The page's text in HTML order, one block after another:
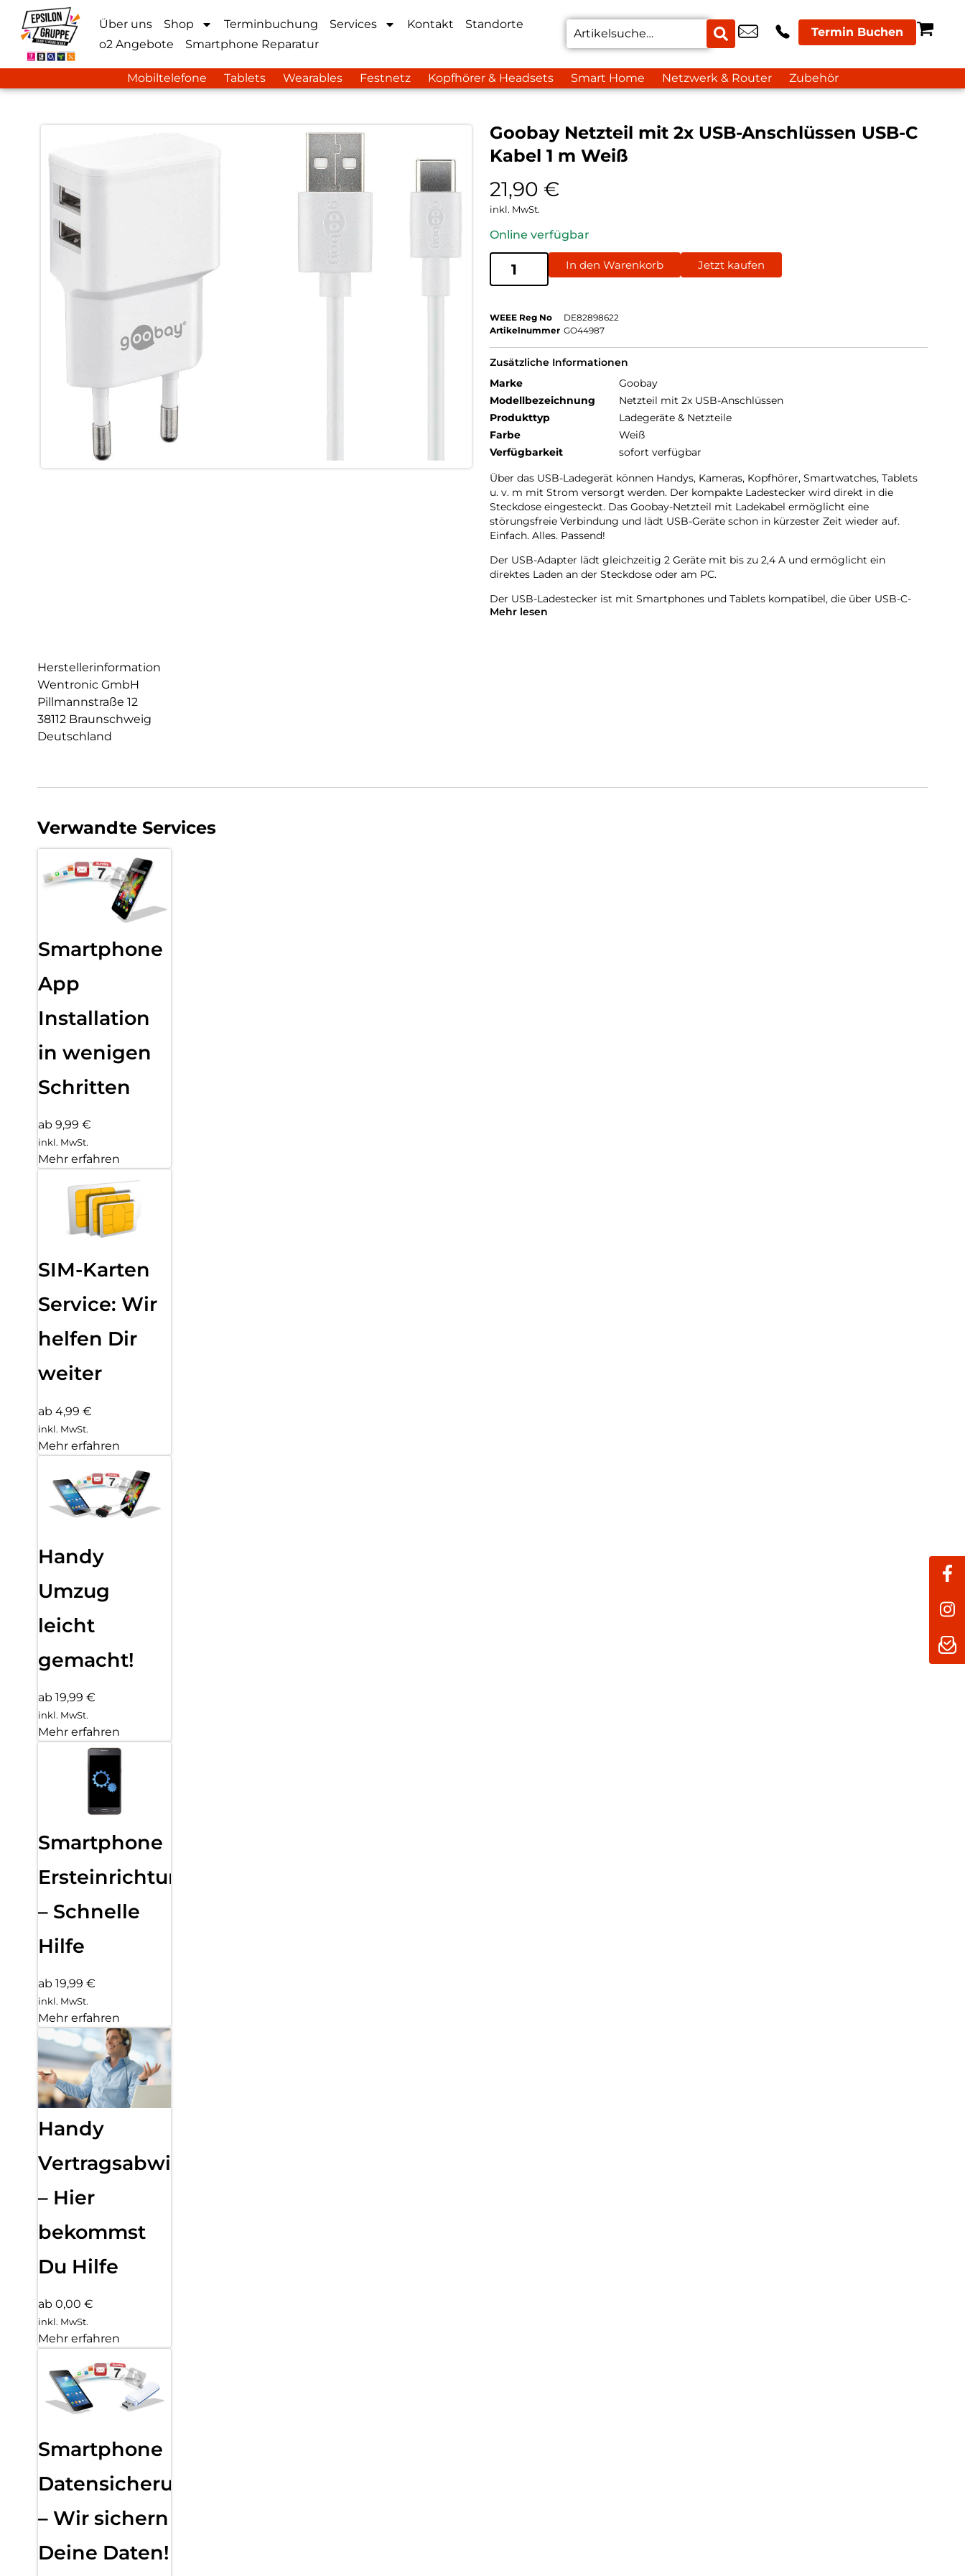
Über uns Shop Terminbuchung Services Kontakt
Standorte
o2 Angebote
Smartphone Reparatur
Termin Buchen
Mobiltelefone Tablets Wearables Festnetz Kopfhörer & Headsets Smart Home Netzwerk & Router Zubehör
Goobay Netzteil mit 2x USB-Anschlüssen USB-C
Kabel 1 m Weiß
21,90 €
inkl. MwSt.
Online verfügbar
In den Warenkorb Jetzt kaufen
WEEE Reg No
DE82898622
Artikelnummer GO44987
Zusätzliche Informationen
Marke
Goobay
Modellbezeichnung
Netzteil mit 2x USB-Anschlüssen
Produkttyp
Ladegeräte & Netzteile
Farbe
Weiß
Verfügbarkeit
sofort verfügbar
Über das USB-Ladegerät können Handys, Kameras, Kopfhörer, Smartwatches, Tablets
u. v. m mit Strom versorgt werden. Der kompakte Ladestecker wird direkt in die
Steckdose eingesteckt. Das Goobay-Netzteil mit Ladekabel ermöglicht eine
störungsfreie Verbindung und lädt USB-Geräte schon in kürzester Zeit wieder auf.
Einfach. Alles. Passend!
Der USB-Adapter lädt gleichzeitig 2 Geräte mit bis zu 2,4 A und ermöglicht ein
direktes Laden an der Steckdose oder am PC.
Der USB-Ladestecker ist mit Smartphones und Tablets kompatibel, die über USB-C-
Kabel geladen werden.
Mehr lesen
Herstellerinformation
Wentronic GmbH
Pillmannstraße 12
38112 Braunschweig
Deutschland
Verwandte Services
Smartphone
App
Installation
in wenigen
Schritten
ab 9,99 €
inkl. MwSt.
Mehr erfahren
SIM-Karten
Service: Wir
helfen Dir
weiter
ab 4,99 €
inkl. MwSt.
Mehr erfahren
Handy
Umzug
leicht
gemacht!
ab 19,99 €
inkl. MwSt.
Mehr erfahren
Smartphone
Ersteinrichtung
– Schnelle
Hilfe
ab 19,99 €
inkl. MwSt.
Mehr erfahren
Handy
Vertragsabwicklung
– Hier
bekommst
Du Hilfe
ab 0,00 €
inkl. MwSt.
Mehr erfahren
Smartphone
Datensicherung
– Wir sichern
Deine Daten!